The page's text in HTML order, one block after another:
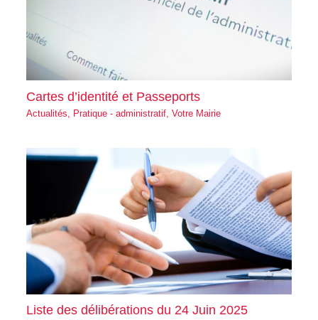
Cartes d’identité et Passeports
Actualités Pratique - administratif, Votre Mairie
Liste des délibérations du 24 Juin 2025